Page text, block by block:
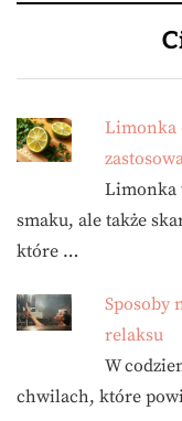
Limonka
Limonka
smaku, ale także
które …
Sposoby
relaksu
W
chwilach, które